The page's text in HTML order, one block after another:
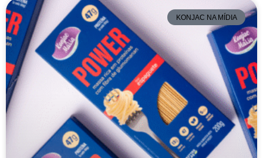
KONJAC NA MÍDIA